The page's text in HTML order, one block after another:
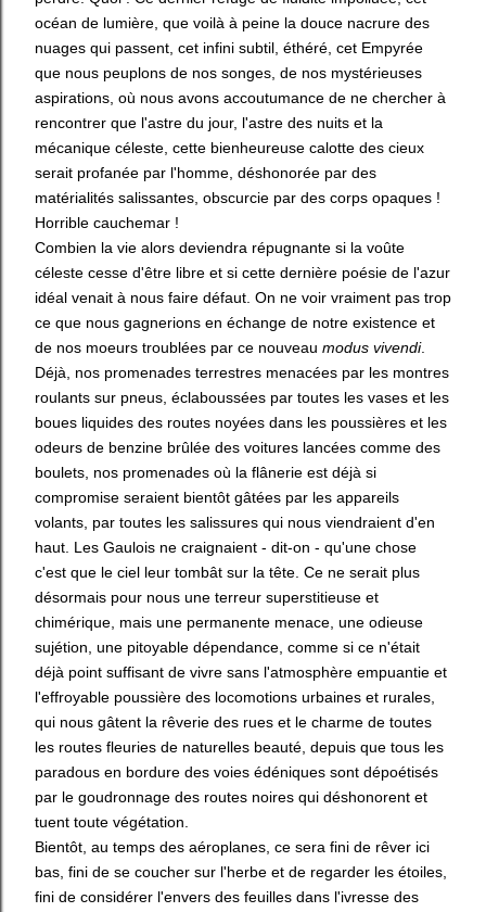
océan de lumière, que voilà à peine la douce nacrure des
nuages qui passent, cet infini subtil, éthéré, cet Empyrée
que nous peuplons de nos songes, de nos mystérieuses
aspirations, où nous avons accoutumance de ne chercher à
rencontrer que l'astre du jour, l'astre des nuits et la
mécanique céleste, cette bienheureuse calotte des cieux
serait profanée par l'homme, déshonorée par des
matérialités salissantes, obscurcie par des corps opaques !
Horrible cauchemar !
Combien la vie alors deviendra répugnante si la voûte
céleste cesse d'être libre et si cette dernière poésie de l'azur
idéal venait à nous faire défaut. On ne voir vraiment pas trop
ce que nous gagnerions en échange de notre existence et
de nos moeurs troublées par ce nouveau modus vivendi.
Déjà, nos promenades terrestres menacées par les montres
roulants sur pneus, éclaboussées par toutes les vases et les
boues liquides des routes noyées dans les poussières et les
odeurs de benzine brûlée des voitures lancées comme des
boulets, nos promenades où la flânerie est déjà si
compromise seraient bientôt gâtées par les appareils
volants, par toutes les salissures qui nous viendraient d'en
haut. Les Gaulois ne craignaient - dit-on - qu'une chose
c'est que le ciel leur tombât sur la tête. Ce ne serait plus
désormais pour nous une terreur superstitieuse et
chimérique, mais une permanente menace, une odieuse
sujétion, une pitoyable dépendance, comme si ce n'était
déjà point suffisant de vivre sans l'atmosphère empuantie et
l'effroyable poussière des locomotions urbaines et rurales,
qui nous gâtent la rêverie des rues et le charme de toutes
les routes fleuries de naturelles beauté, depuis que tous les
paradous en bordure des voies édéniques sont dépoétisés
par le goudronnage des routes noires qui déshonorent et
tuent toute végétation.
Bientôt, au temps des aéroplanes, ce sera fini de rêver ici
bas, fini de se coucher sur l'herbe et de regarder les étoiles,
fini de considérer l'envers des feuilles dans l'ivresse des